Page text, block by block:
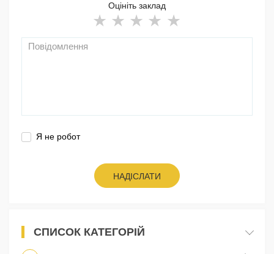
Оцініть заклад
Я не робот
НАДІСЛАТИ
СПИСОК КАТЕГОРІЙ